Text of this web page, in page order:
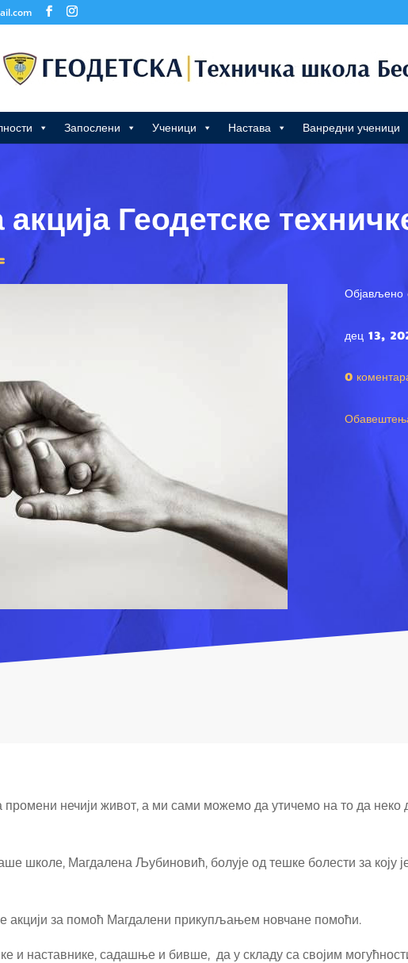
Запослени Ученици Настава Ванредни ученици
Геодетске
Објављено
дец 13,
0
нечији живот, а ми сами можемо да утичемо на то да неко
школе, Магдалена Љубиновић, болује од тешке болести за коју
акцији за помоћ Магдалени прикупљањем новчане помоћи.
и наставнике, садашње и бивше, да у складу са својим